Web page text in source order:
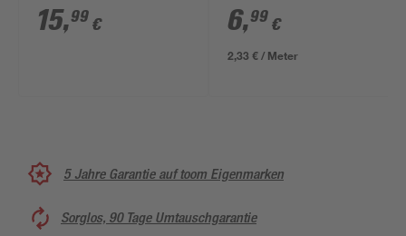
15,99 € 6,99 €
2,33 € / Meter
5 Jahre Garantie auf toom Eigenmarken
Sorglos, 90 Tage Umtauschgarantie